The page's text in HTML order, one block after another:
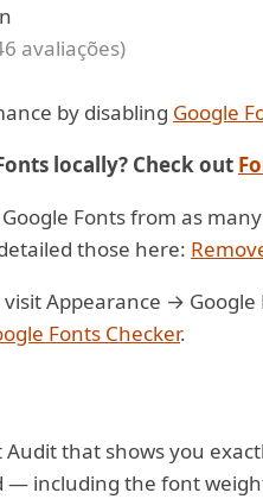
avaliações)
by disabling Google
locally? Check out
Fonts from as
those here:
Appearance →
Fonts Checker.
Audit that shows you
— including the font